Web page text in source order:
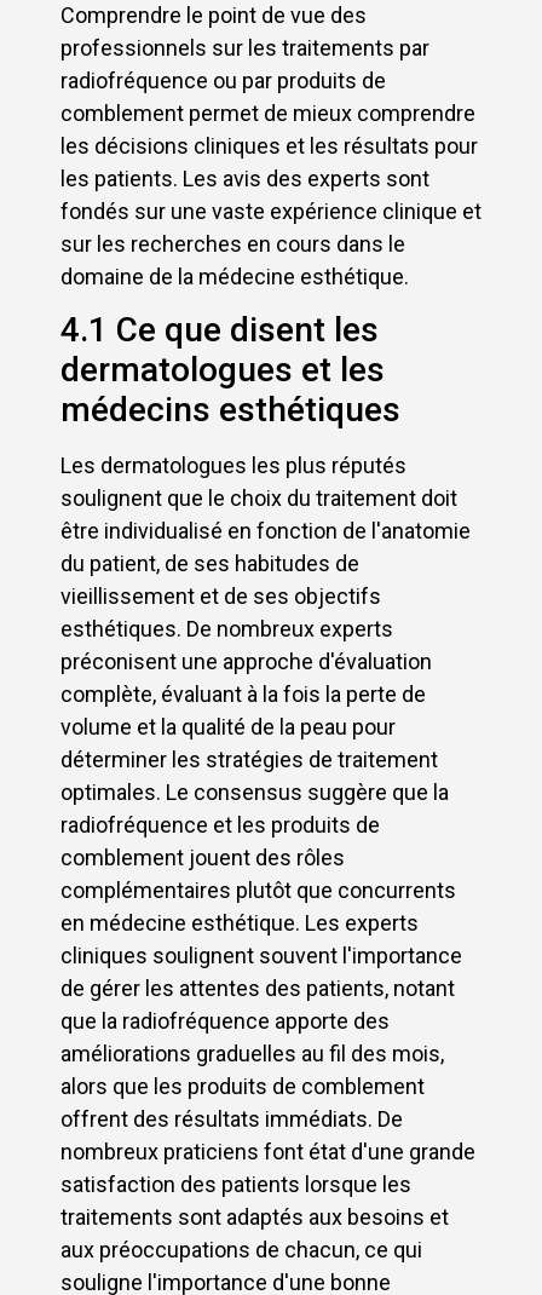
Comprendre le point de vue des
professionnels sur les traitements par
radiofréquence ou par produits de
comblement permet de mieux comprendre
les décisions cliniques et les résultats pour
les patients. Les avis des experts sont
fondés sur une vaste expérience clinique et
sur les recherches en cours dans le
domaine de la médecine esthétique.
4.1 Ce que disent les
dermatologues et les
médecins esthétiques
Les dermatologues les plus réputés
soulignent que le choix du traitement doit
être individualisé en fonction de l'anatomie
du patient, de ses habitudes de
vieillissement et de ses objectifs
esthétiques. De nombreux experts
préconisent une approche d'évaluation
complète, évaluant à la fois la perte de
volume et la qualité de la peau pour
déterminer les stratégies de traitement
optimales. Le consensus suggère que la
radiofréquence et les produits de
comblement jouent des rôles
complémentaires plutôt que concurrents
en médecine esthétique. Les experts
cliniques soulignent souvent l'importance
de gérer les attentes des patients, notant
que la radiofréquence apporte des
améliorations graduelles au fil des mois,
alors que les produits de comblement
offrent des résultats immédiats. De
nombreux praticiens font état d'une grande
satisfaction des patients lorsque les
traitements sont adaptés aux besoins et
aux préoccupations de chacun, ce qui
souligne l'importance d'une bonne